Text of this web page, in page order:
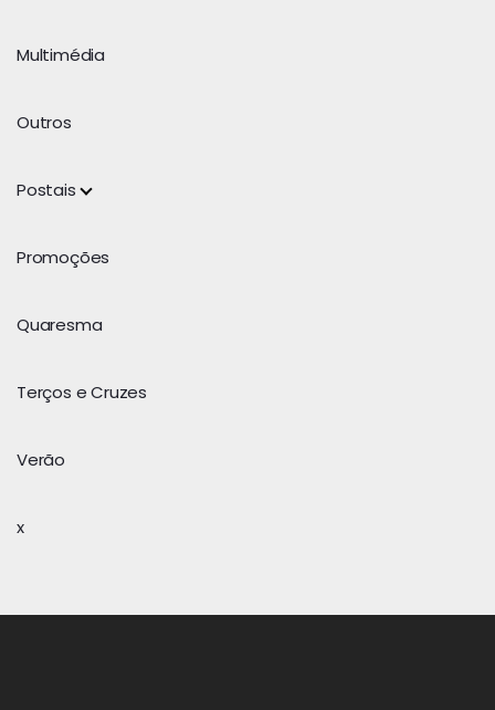
Multimédia
Outros
Postais
Promoções
Quaresma
Terços e Cruzes
Verão
x